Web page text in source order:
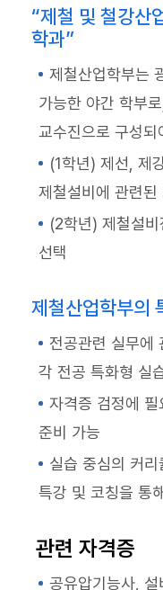
“제철 및 철강산
학과”
제철산업학부는
가능한 야간 학부
교수진으로 구성
(1학년) 제선, 제
제철설비에 관련
(2학년) 제철설
선택
제철산업학부의
전공관련 실무에
각 전공 특화형 실
자격증 검정에 필
준비 가능
실습 중심의 커리
특강 및 코칭을 통
관련 자격증
공유압기능사, 설